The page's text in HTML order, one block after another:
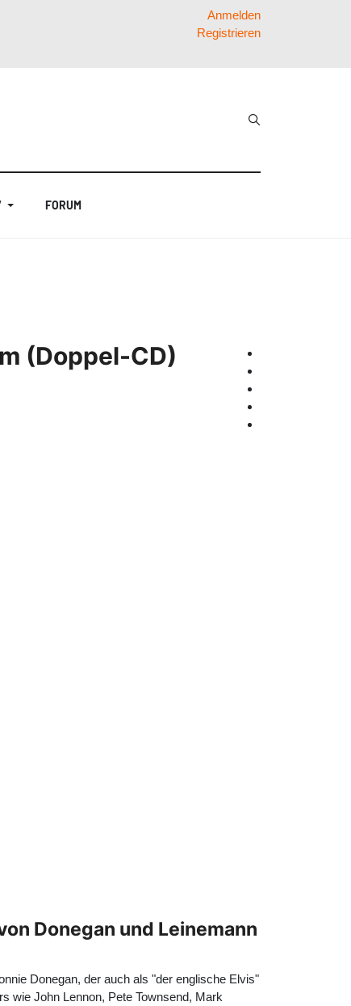
Anmelden
Registrieren
FORUM
(Doppel-CD)
Donegan und Leinemann
Donegan, der auch als "der englische Elvis"
wie John Lennon, Pete Townsend, Mark